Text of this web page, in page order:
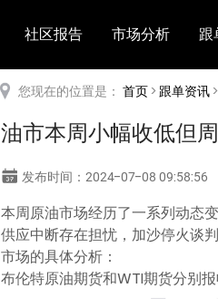
社区报告 市场分析 跟
您现在的位置是： 首页>跟单资讯
油市本周小幅收低但
发布时间：2024-07-08 09:58:56
本周原油市场经历了一系列动态
供应中断存在担忧，加沙停火谈
市场的具体分析：
布伦特原油期货和WTI期货分别